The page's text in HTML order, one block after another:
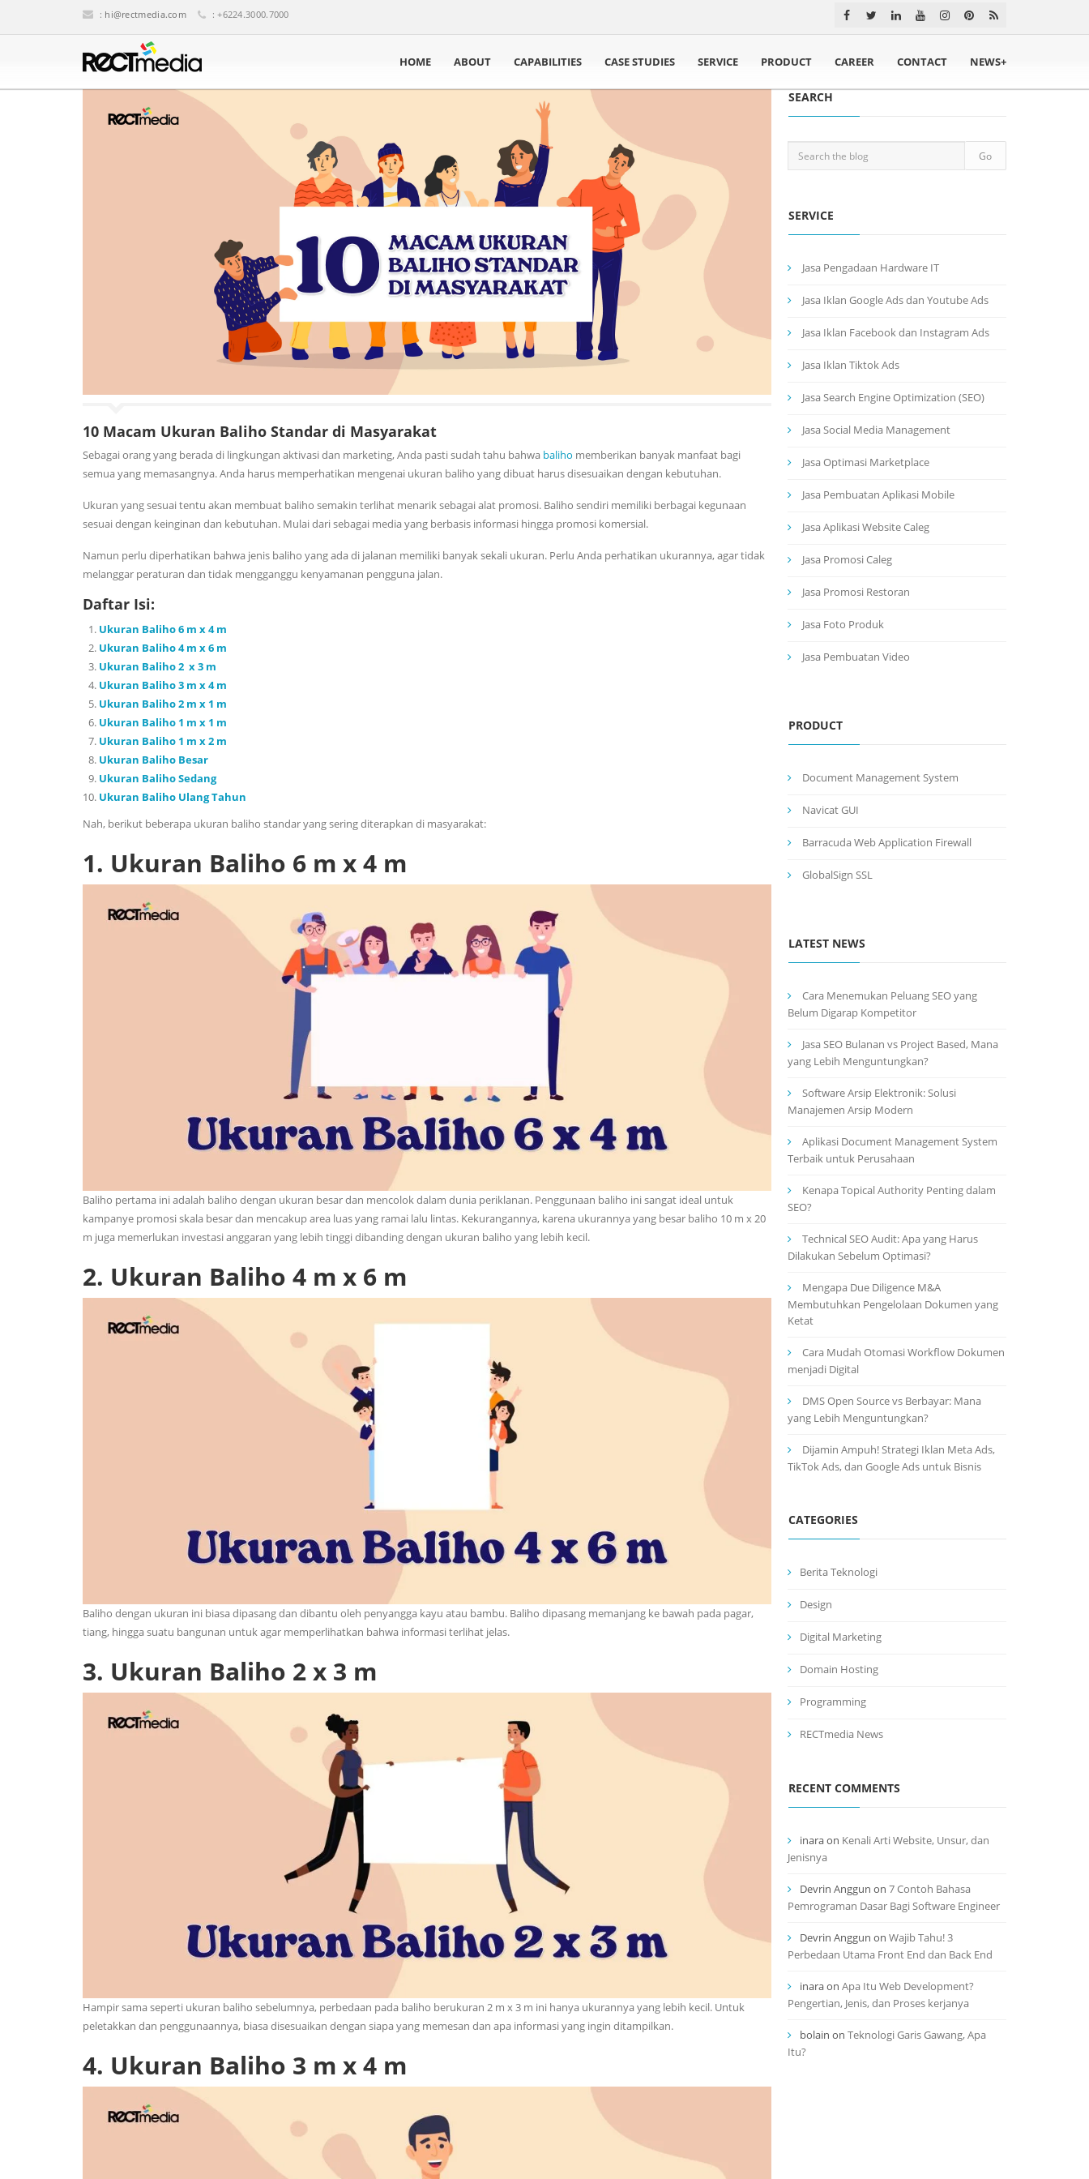
: hi@rectmedia.com : +6224.3000.7000
HOME ABOUT CAPABILITIES CASE STUDIES SERVICE PRODUCT CAREER CONTACT NEWS+
10 Macam Ukuran Baliho Standar di Masyarakat
Sebagai orang yang berada di lingkungan aktivasi dan marketing, Anda pasti sudah tahu bahwa baliho memberikan banyak manfaat bagi
semua yang memasangnya. Anda harus memperhatikan mengenai ukuran baliho yang dibuat harus disesuaikan dengan kebutuhan.
Ukuran yang sesuai tentu akan membuat baliho semakin terlihat menarik sebagai alat promosi. Baliho sendiri memiliki berbagai kegunaan
sesuai dengan keinginan dan kebutuhan. Mulai dari sebagai media yang berbasis informasi hingga promosi komersial.
Namun perlu diperhatikan bahwa jenis baliho yang ada di jalanan memiliki banyak sekali ukuran. Perlu Anda perhatikan ukurannya, agar tidak
melanggar peraturan dan tidak mengganggu kenyamanan pengguna jalan.
Daftar Isi:
Ukuran Baliho 6 m x 4 m
Ukuran Baliho 4 m x 6 m
Ukuran Baliho 2 x 3 m
Ukuran Baliho 3 m x 4 m
Ukuran Baliho 2 m x 1 m
Ukuran Baliho 1 m x 1 m
Ukuran Baliho 1 m x 2 m
Ukuran Baliho Besar
Ukuran Baliho Sedang
Ukuran Baliho Ulang Tahun
Nah, berikut beberapa ukuran baliho standar yang sering diterapkan di masyarakat:
1. Ukuran Baliho 6 m x 4 m
Baliho pertama ini adalah baliho dengan ukuran besar dan mencolok dalam dunia periklanan. Penggunaan baliho ini sangat ideal untuk
kampanye promosi skala besar dan mencakup area luas yang ramai lalu lintas. Kekurangannya, karena ukurannya yang besar baliho 10 m x 20
m juga memerlukan investasi anggaran yang lebih tinggi dibanding dengan ukuran baliho yang lebih kecil.
2. Ukuran Baliho 4 m x 6 m
Baliho dengan ukuran ini biasa dipasang dan dibantu oleh penyangga kayu atau bambu. Baliho dipasang memanjang ke bawah pada pagar,
tiang, hingga suatu bangunan untuk agar memperlihatkan bahwa informasi terlihat jelas.
3. Ukuran Baliho 2 x 3 m
Hampir sama seperti ukuran baliho sebelumnya, perbedaan pada baliho berukuran 2 m x 3 m ini hanya ukurannya yang lebih kecil. Untuk
peletakkan dan penggunaannya, biasa disesuaikan dengan siapa yang memesan dan apa informasi yang ingin ditampilkan.
4. Ukuran Baliho 3 m x 4 m
SEARCH
SERVICE
Jasa Pengadaan Hardware IT
Jasa Iklan Google Ads dan Youtube Ads
Jasa Iklan Facebook dan Instagram Ads
Jasa Iklan Tiktok Ads
Jasa Search Engine Optimization (SEO)
Jasa Social Media Management
Jasa Optimasi Marketplace
Jasa Pembuatan Aplikasi Mobile
Jasa Aplikasi Website Caleg
Jasa Promosi Caleg
Jasa Promosi Restoran
Jasa Foto Produk
Jasa Pembuatan Video
PRODUCT
Document Management System
Navicat GUI
Barracuda Web Application Firewall
GlobalSign SSL
LATEST NEWS
Cara Menemukan Peluang SEO yang
Belum Digarap Kompetitor
Jasa SEO Bulanan vs Project Based, Mana
yang Lebih Menguntungkan?
Software Arsip Elektronik: Solusi
Manajemen Arsip Modern
Aplikasi Document Management System
Terbaik untuk Perusahaan
Kenapa Topical Authority Penting dalam
SEO?
Technical SEO Audit: Apa yang Harus
Dilakukan Sebelum Optimasi?
Mengapa Due Diligence M&A
Membutuhkan Pengelolaan Dokumen yang
Ketat
Cara Mudah Otomasi Workflow Dokumen
menjadi Digital
DMS Open Source vs Berbayar: Mana
yang Lebih Menguntungkan?
Dijamin Ampuh! Strategi Iklan Meta Ads,
TikTok Ads, dan Google Ads untuk Bisnis
CATEGORIES
Berita Teknologi
Design
Digital Marketing
Domain Hosting
Programming
RECTmedia News
RECENT COMMENTS
inaraon Kenali Arti Website, Unsur, dan
Jenisnya
Devrin Anggun on 7 Contoh Bahasa
Pemrograman Dasar Bagi Software Engineer
Devrin Anggun on Wajib Tahu! 3
Perbedaan Utama Front End dan Back End
inaraon Apa Itu Web Development?
Pengertian, Jenis, dan Proses kerjanya
bolain on Teknologi Garis Gawang, Apa
Itu?